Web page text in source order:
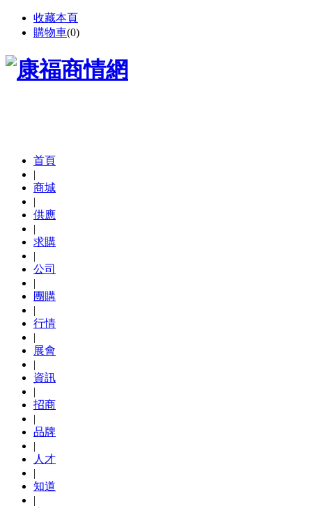
收藏本頁
購物車(0)
首頁
|
商城
|
供應
|
求購
|
公司
|
團購
|
行情
|
展會
|
資訊
|
招商
|
品牌
|
人才
|
知道
|